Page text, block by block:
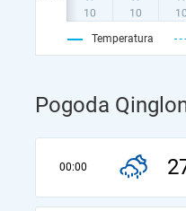
Temperatura
Pogoda
00:00